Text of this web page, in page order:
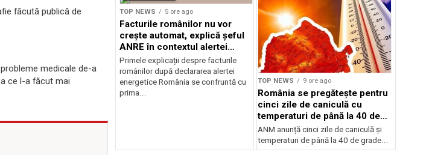
făcută publică de
medicale de-a
ce l-a făcut mai
TOP NEWS 5 ore ago
Facturile românilor nu vor
crește automat, explică șeful
ANRE în contextul alertei
energetice
Primele explicații despre facturile
românilor după declararea alertei
energetice România se confruntă cu
prima...
TOP NEWS 9 ore ago
România se pregătește pentru
cinci zile de caniculă cu
temperaturi de până la 40 de
grade
ANM anunță cinci zile de caniculă și
temperaturi de până la 40 de grade...